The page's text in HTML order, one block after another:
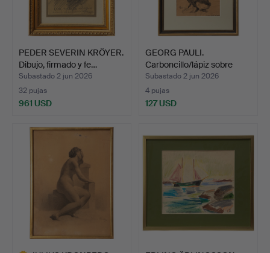
PEDER SEVERIN KRÖYER.
Dibujo, firmado y fe…
Subastado 2 jun 2026
32 pujas
961 USD
GEORG PAULI.
Carboncillo/lápiz sobre
papel…
Subastado 2 jun 2026
4 pujas
127 USD